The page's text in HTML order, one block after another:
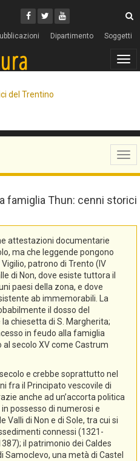
Facebook
Twitter
Youtube
Dipartimento Soggetti
del Trentino
famiglia Thun: cenni storici
attestazioni documentarie
ma che leggende pongono
patrono di Trento (IV
di Non, dove esiste tuttora il
paesi della zona, e dove
ab immemorabili. La
il dosso del
chiesetta di S. Margherita;
in feudo alla famiglia
al secolo XV come Castrum
secolo e crebbe soprattutto nel
fra il Principato vescovile di
anche ad un’accorta politica
possesso di numerosi e
di Non e di Sole, tra cui si
connessi (1321-
il patrimonio dei Caldes
Samoclevo, una metà di Castel